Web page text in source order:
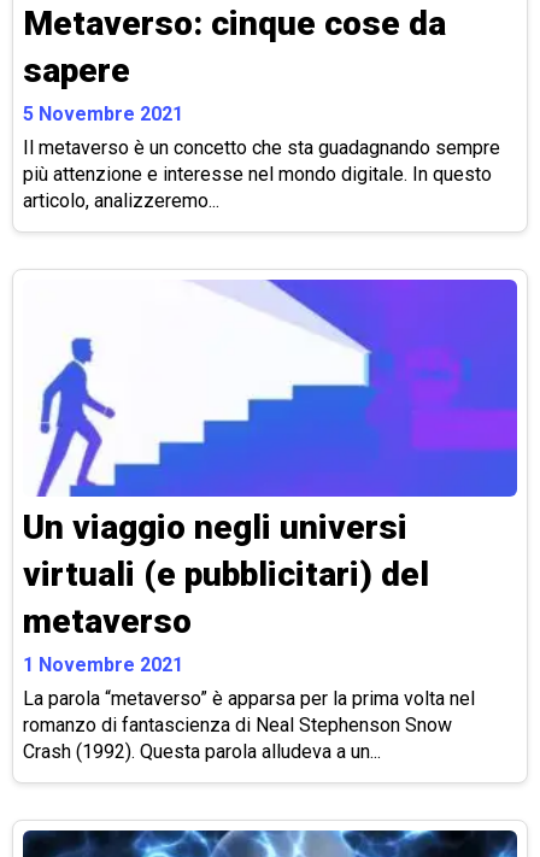
Metaverso: cinque cose da
sapere
5 Novembre 2021
Il metaverso è un concetto che sta guadagnando sempre
più attenzione e interesse nel mondo digitale. In questo
articolo, analizzeremo...
Un viaggio negli universi
virtuali (e pubblicitari) del
metaverso
1 Novembre 2021
La parola “metaverso” è apparsa per la prima volta nel
romanzo di fantascienza di Neal Stephenson Snow
Crash (1992). Questa parola alludeva a un...